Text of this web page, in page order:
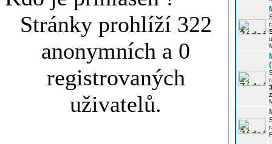
Stránky prohlíží 322
anonymních a 0
registrovaných
uživatelů.